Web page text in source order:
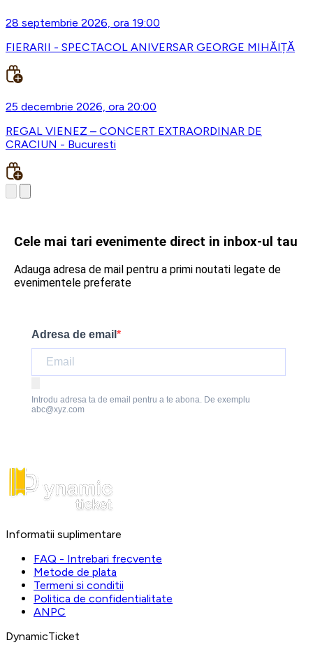
28 septembrie 2026, ora 19:00
FIERARII - SPECTACOL ANIVERSAR GEORGE MIHĂIȚĂ
25 decembrie 2026, ora 20:00
REGAL VIENEZ – CONCERT EXTRAORDINAR DE
CRACIUN - Bucuresti
Cele mai tari evenimente direct in inbox-ul tau
Adauga adresa de mail pentru a primi noutati legate de
evenimentele preferate
Adresa de email
Introdu adresa ta de email pentru a te abona. De exemplu
abc@xyz.com
Informatii suplimentare
FAQ - Intrebari frecvente
Metode de plata
Termeni si conditii
Politica de confidentialitate
ANPC
DynamicTicket